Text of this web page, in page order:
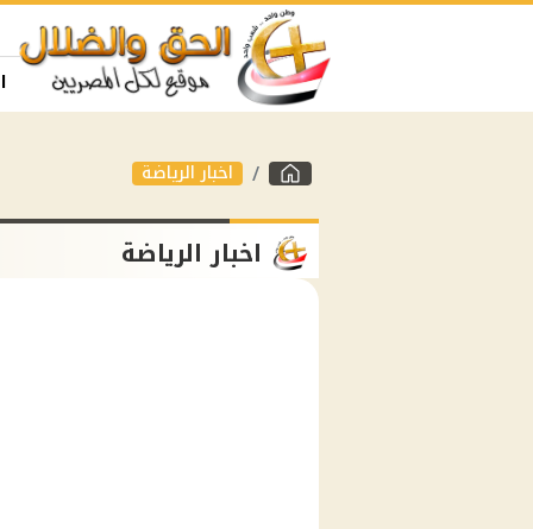
اخبار الرياضة
اخبار الرياضة